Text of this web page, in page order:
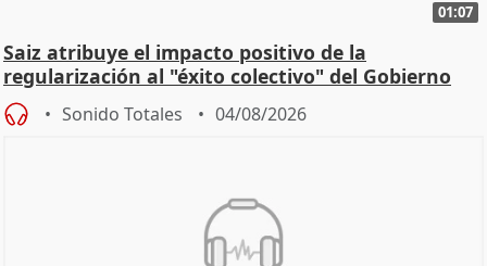
01:07
Saiz atribuye el impacto positivo de la
regularización al "éxito colectivo" del Gobierno
Sonido Totales 04/08/2026